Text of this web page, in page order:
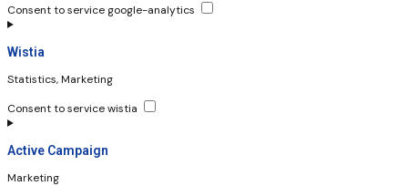
Consent to service google-analytics
Wistia
Statistics, Marketing
Consent to service wistia
Active Campaign
Marketing